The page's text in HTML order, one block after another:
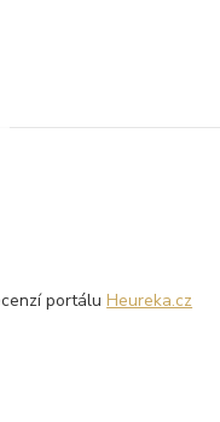
portáluHeureka.cz